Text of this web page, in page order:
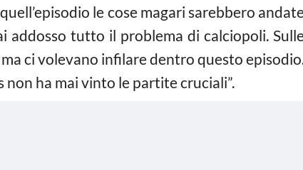
le cose magari sarebbero
addosso tutto il problema di calciopoli.
ci volevano infilare dentro questo
ha mai vinto le partite cruciali”.